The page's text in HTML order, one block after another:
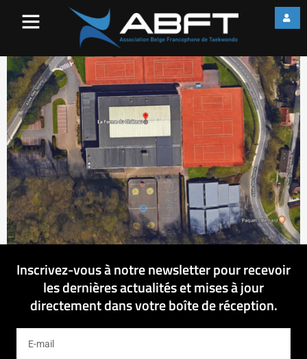
Inscrivez-vous à notre newsletter pour recevoir
les dernières actualités et mises à jour
directement dans votre boîte de réception.